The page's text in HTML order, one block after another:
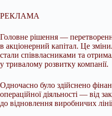
РЕКЛАМА
Головне рішення —
в акціонерний капітал. Це
стали співвласниками та
у тривалому розвитку компанії.
Одночасно було здійснено
операційної діяльності — від
до відновлення виробничих